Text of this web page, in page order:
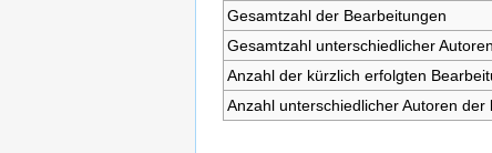
Gesamtzahl der Bearbeitungen
Gesamtzahl unterschiedlicher Autoren
Anzahl der kürzlich erfolgten
Anzahl unterschiedlicher Autoren